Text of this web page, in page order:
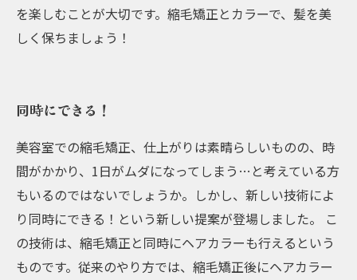
を楽しむことが大切です。縮毛矯正とカラーで、髪を美
しく保ちましょう！
同時にできる！
美容室での縮毛矯正、仕上がりは素晴らしいものの、時
間がかかり、1日がムダになってしまう…と考えている方
もいるのではないでしょうか。しかし、新しい技術によ
り同時にできる！という新しい提案が登場しました。 こ
の技術は、縮毛矯正と同時にヘアカラーも行えるという
ものです。従来のやり方では、縮毛矯正後にヘアカラー